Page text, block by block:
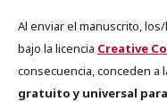
Al enviar el manuscrito,
bajo la licencia Creative
consecuencia, conceden a
gratuito y universal